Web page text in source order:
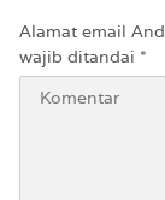
Alamat email
wajib ditandai *